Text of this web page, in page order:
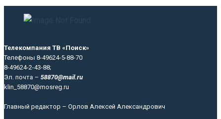
Телекомпания ТВ «Поиск»
Телефоны 8-49624-5-88-70
8-49624-2-43-88;
Эл. почта – 58870@mail.ru
klin_58870@mosreg.ru
Главный редактор – Орлов Алексей Александрович